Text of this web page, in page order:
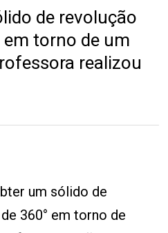
de revolução
torno de um
realizou
um sólido de
360° em torno de